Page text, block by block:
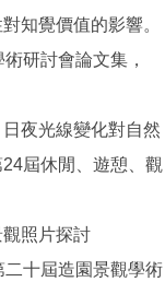
知覺價值的影響。
研討會論文集，
夜光線變化對自然
屆休閒、遊憩、觀
照片探討
二十屆造園景觀學術